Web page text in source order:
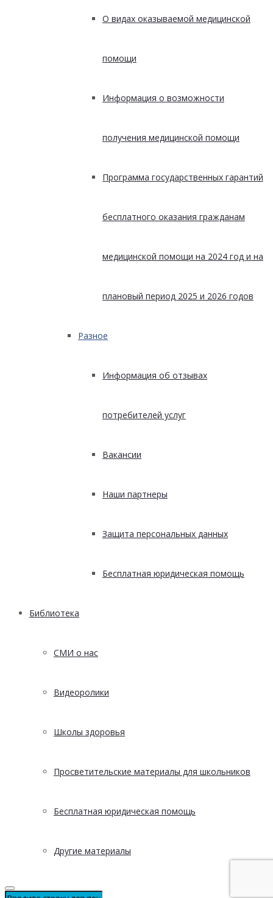
О видах оказываемой медицинской
помощи
Информация о возможности
получения медицинской помощи
Программа государственных гарантий
бесплатного оказания гражданам
медицинской помощи на 2024 год и на
плановый период 2025 и 2026 годов
Разное
Информация об отзывах
потребителей услуг
Вакансии
Наши партнеры
Защита персональных данных
Бесплатная юридическая помощь
Библиотека
СМИ о нас
Видеоролики
Школы здоровья
Просветительские материалы для школьников
Бесплатная юридическая помощь
Другие материалы